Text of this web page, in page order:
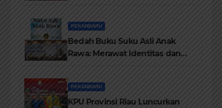
PEKANBARU
Bedah Buku Suku Asli Anak
Rawa: Merawat Identitas dan
PEKANBARU
KPU Provinsi Riau Luncurkan